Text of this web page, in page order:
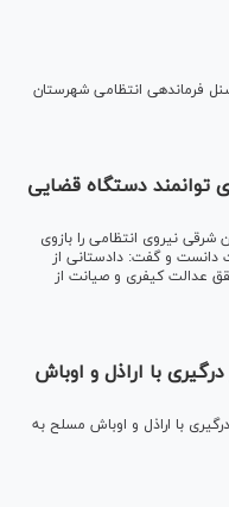
فرماندهی انتظامی شهرستان
توانمند دستگاه قضایی
شرقی نیروی انتظامی را بازوی
دانست و گفت: دادستانی از
عدالت کیفری و صیانت از
با اراذل و اوباش
با اراذل و اوباش مسلح به